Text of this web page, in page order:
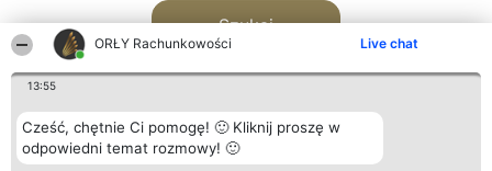
ORŁY Rachunkowości Live chat
13:55
Cześć, chętnie Ci pomogę! 🙂 Kliknij proszę w
odpowiedni temat rozmowy! 🙂
Szukaj